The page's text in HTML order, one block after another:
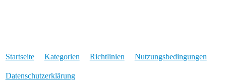
Startseite Kategorien Richtlinien Nutzungsbedingungen
Datenschutzerklärung